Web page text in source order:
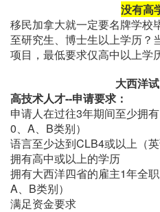
没有高
移民加拿大就一定要名牌学校
至研究生、博士生以上学历？
项目，最低要求仅高中以上学
大西洋
高技术人才--申请要求：
申请人在过往3年期间至少拥
0、A、B类别）
语言至少达到CLB4或以上（英
拥有高中或以上的学历
拥有大西洋四省的雇主1年全
A、B类别）
满足资金要求